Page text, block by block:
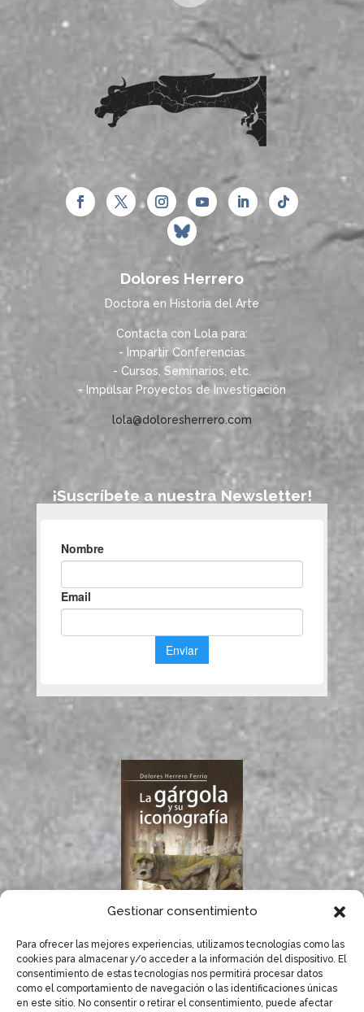
Gestionar consentimiento
Para ofrecer las mejores experiencias, utilizamos tecnologías como las
cookies para almacenar y/o acceder a la información del dispositivo. El
consentimiento de estas tecnologías nos permitirá procesar datos
como el comportamiento de navegación o las identificaciones únicas
en este sitio. No consentir o retirar el consentimiento, puede afectar
Dolores Herrero
Doctora en Historia del Arte
Contacta con Lola para:
- Impartir Conferencias
- Cursos, Seminarios, etc.
- Impulsar Proyectos de Investigación
lola@doloresherrero.com
¡Suscríbete a nuestra Newsletter!
Si te gustan las
gárgolas, seguro que
te gusta el libro de
Dolores Herrero.